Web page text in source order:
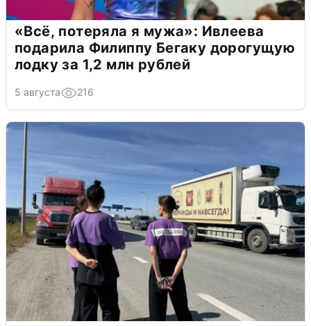
«Всё, потеряла я мужа»: Ивлеева
подарила Филиппу Бегаку дорогущую
лодку за 1,2 млн рублей
5 августа 216